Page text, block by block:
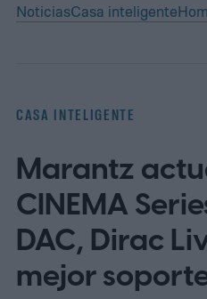
NoticiasCasa inteligente
CASA INTELIGENTE
Marantz
CINEMA
DAC, Dirac
mejor